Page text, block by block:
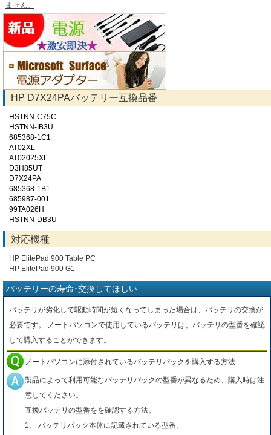
ません。
HP D7X24PAバッテリー互換品番
HSTNN-C75C
HSTNN-IB3U
685368-1C1
AT02XL
AT02025XL
D3H85UT
D7X24PA
685368-1B1
685987-001
99TA026H
HSTNN-DB3U
対応機種
HP ElitePad 900 Table PC
HP ElitePad 900 G1
バッテリーの寿命･交換してほしい
バッテリが劣化して駆動時間が短くなってしまった場合は、バッテリの交換が
必要です。 ノートパソコンで使用しているバッテリは、バッテリの型番を確認
して購入することができます。
ノートパソコンに添付されているバッテリパックを購入する方法
製品によって利用可能なバッテリパックの型番が異なるため、購入時は注
意してください。
互換バッテリの型番をを確認する方法。
1、 バッテリパック本体に記載されている型番。